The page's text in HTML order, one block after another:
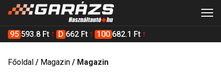
95 593.8 Ft D 662 Ft 100 682.1 Ft
Főoldal / Magazin / Magazin